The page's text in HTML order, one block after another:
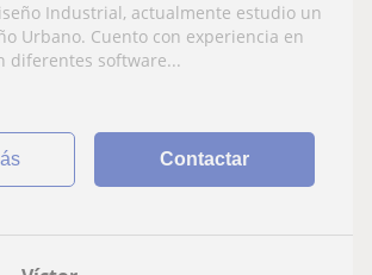
Industrial, actualmente estudio un
Urbano. Cuento con experiencia en
diferentes software...
Contactar